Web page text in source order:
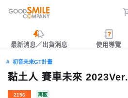
最新消息／出貨消息 使用導覽
初音未來GT計畫
黏土人 賽車未來 2023Ver.
2156 再販